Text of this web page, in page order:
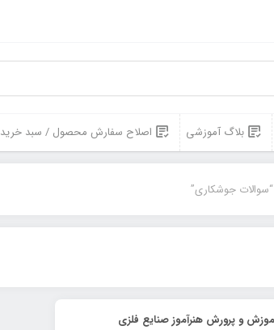
بلاگ آموزشی اصلاح سفارش محصول / سبد خرید
جوشکاری”
و پرورش هنرآموز صنایع فلزی